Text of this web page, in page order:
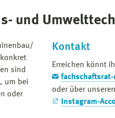
und
sind
um bei
oder
Kontakt
Erreichen könnt
oder über unseren
Instagram-